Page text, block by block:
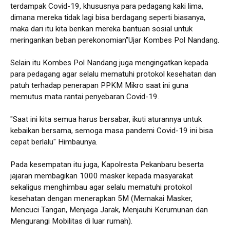
terdampak Covid-19, khususnya para pedagang kaki lima,
dimana mereka tidak lagi bisa berdagang seperti biasanya,
maka dari itu kita berikan mereka bantuan sosial untuk
meringankan beban perekonomian"Ujar Kombes Pol Nandang.
Selain itu Kombes Pol Nandang juga mengingatkan kepada
para pedagang agar selalu mematuhi protokol kesehatan dan
patuh terhadap penerapan PPKM Mikro saat ini guna
memutus mata rantai penyebaran Covid-19.
"Saat ini kita semua harus bersabar, ikuti aturannya untuk
kebaikan bersama, semoga masa pandemi Covid-19 ini bisa
cepat berlalu" Himbaunya.
Pada kesempatan itu juga, Kapolresta Pekanbaru beserta
jajaran membagikan 1000 masker kepada masyarakat
sekaligus menghimbau agar selalu mematuhi protokol
kesehatan dengan menerapkan 5M (Memakai Masker,
Mencuci Tangan, Menjaga Jarak, Menjauhi Kerumunan dan
Mengurangi Mobilitas di luar rumah).